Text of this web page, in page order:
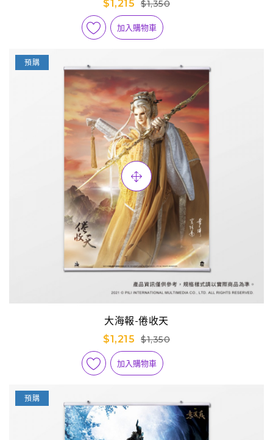
$1,215
$1,350
加入購物車
預購
大海報-倦收天
$1,215
$1,350
加入購物車
預購